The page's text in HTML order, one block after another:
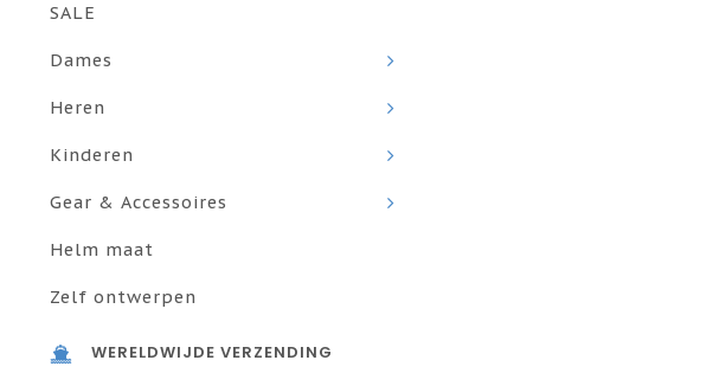
SALE
Dames
Heren
Kinderen
Gear & Accessoires
Helm maat
Zelf ontwerpen
WERELDWIJDE VERZENDING